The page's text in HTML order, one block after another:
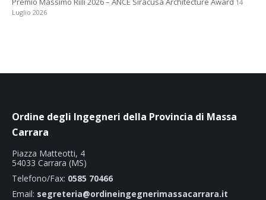
14
Luglio 2026
Ordine degli Ingegneri della Provincia di Massa
Carrara
Piazza Matteotti, 4
54033 Carrara (MS)
Telefono/Fax: 0585 70466
Email: segreteria@ordineingegnerimassacarrara.it